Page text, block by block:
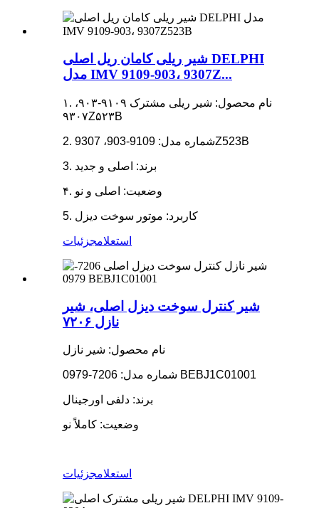
شیر ریلی کامان ریل اصلی DELPHI
مدل IMV 9109-903، 9307Z...
۱. نام محصول: شیر ریلی مشترک ۹۱۰۹-۹۰۳،
۹۳۰۷Z۵۲۳B
2. شماره مدل: 9109-903، 9307Z523B
3. برند: اصلی و جدید
۴. وضعیت: اصلی و نو
5. کاربرد: موتور سوخت دیزل
استعلامجزئیات
شیر کنترل سوخت دیزل اصلی، شیر
نازل ۷۲۰۶
نام محصول: شیر نازل
شماره مدل: 7206-0979 BEBJ1C01001
برند: دلفی اورجینال
وضعیت: کاملاً نو
استعلامجزئیات